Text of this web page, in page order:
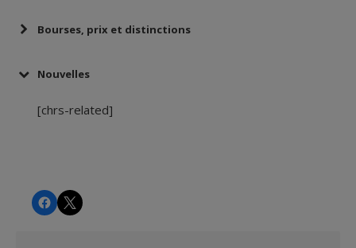
Bourses, prix et distinctions
2022)
déclinée
Amérique (CVFA) (mai 2017)
Bourse du FRQSC (versement années 2017-
Nouvelles
[chrs-related]
CHRSCHRS